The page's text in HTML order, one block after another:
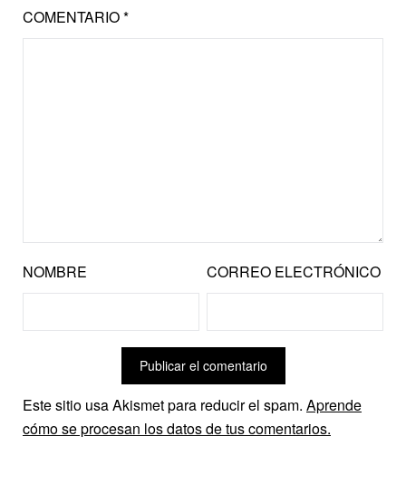
COMENTARIO*
NOMBRE CORREO ELECTRÓNICO
Este sitio usa Akismet para reducir el spam. Aprende
cómo se procesan los datos de tus comentarios.